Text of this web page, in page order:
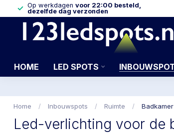
Op werkdagen voor 22:00 besteld,
dezelfde dag verzonden
HOME LED SPOTS
Home / Inbouwspots / Ruimte / Badkamer
Led-verlichting voor de